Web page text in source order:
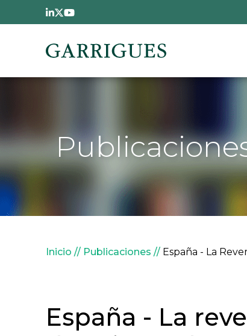
Pasar al contenido principal
Sobrescribir enlaces
Inicio Publicaciones España - La
España - La